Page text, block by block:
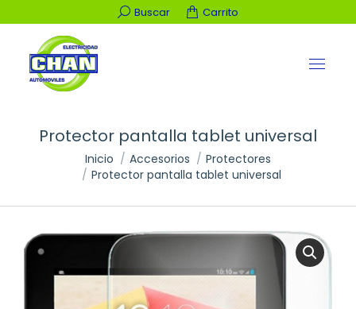
Buscar:
Buscar Carrito
Protector pantalla tablet universal
Inicio Accesorios
Protectores
Protector pantalla tablet universal